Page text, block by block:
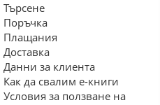
Търсене
Поръчка
Плащания
Доставка
Данни за клиента
Как да свалим е-книги
Условия за ползване на